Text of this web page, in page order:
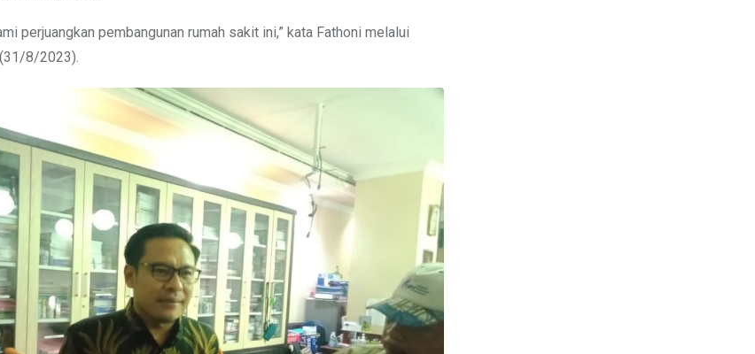
perjuangkan pembangunan rumah sakit ini,” kata Fathoni melalui
8/2023).